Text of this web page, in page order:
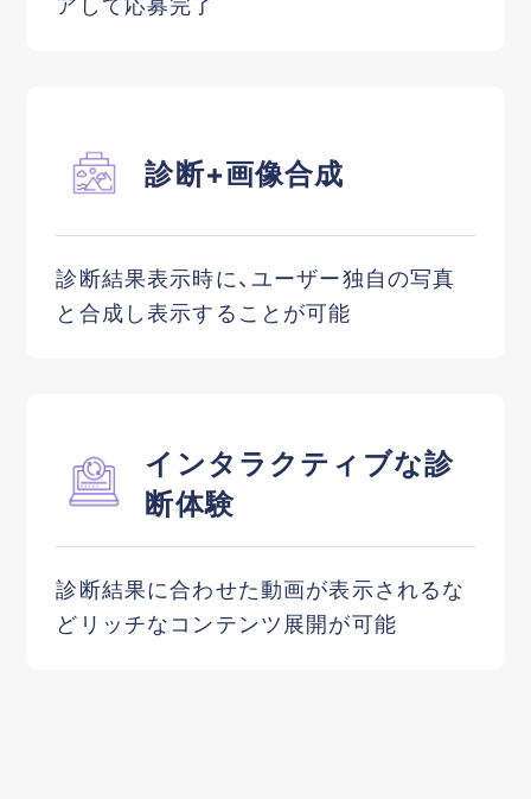
診断+画像合成
診断結果表示時に、ユーザー独自の写真
と合成し表示することが可能
インタラクティブな診
断体験
診断結果に合わせた動画が表示されるな
どリッチなコンテンツ展開が可能